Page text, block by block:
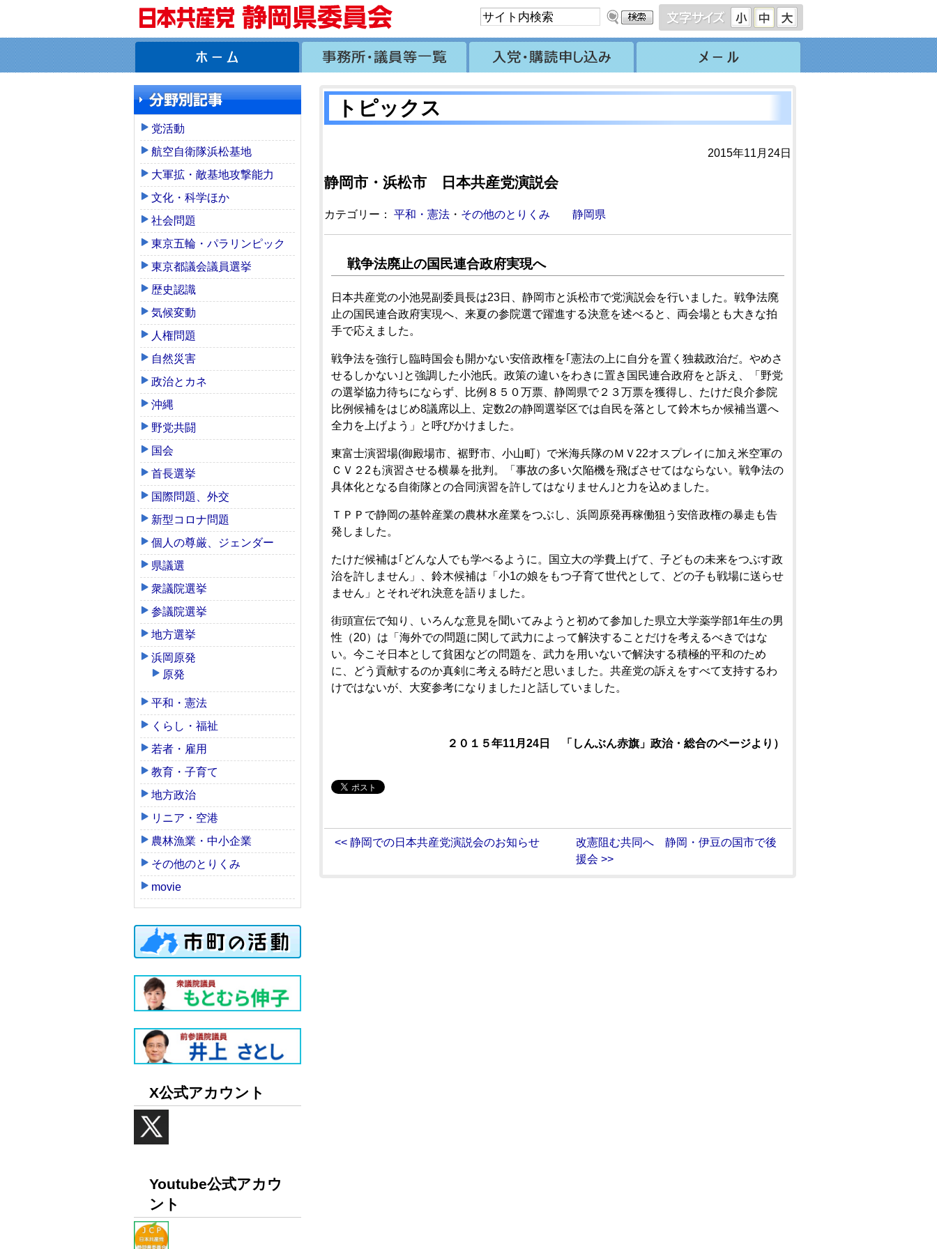
トピックス
2015年11月24日
静岡市・浜松市 日本共産党演説会
カテゴリー： 平和・憲法 ・ その他のとりくみ 静岡県
戦争法廃止の国民連合政府実現へ
日本共産党の小池晃副委員長は23日、静岡市と浜松市で党演説会を行いました。戦争法廃
止の国民連合政府実現へ、来夏の参院選で躍進する決意を述べると、両会場とも大きな拍
手で応えました。
戦争法を強行し臨時国会も開かない安倍政権を｢憲法の上に自分を置く独裁政治だ。やめさ
せるしかない｣と強調した小池氏。政策の違いをわきに置き国民連合政府をと訴え、「野党
の選挙協力待ちにならず、比例８５０万票、静岡県で２３万票を獲得し、たけだ良介参院
比例候補をはじめ8議席以上、定数2の静岡選挙区では自民を落として鈴木ちか候補当選へ
全力を上げよう」と呼びかけました。
東富士演習場(御殿場市、裾野市、小山町）で米海兵隊のＭＶ22オスプレイに加え米空軍の
ＣＶ２2も演習させる横暴を批判。「事故の多い欠陥機を飛ばさせてはならない。戦争法の
具体化となる自衛隊との合同演習を許してはなりません｣と力を込めました。
ＴＰＰで静岡の基幹産業の農林水産業をつぶし、浜岡原発再稼働狙う安倍政権の暴走も告
発しました。
たけだ候補は｢どんな人でも学べるように。国立大の学費上げて、子どもの未来をつぶす政
治を許しません」、鈴木候補は「小1の娘をもつ子育て世代として、どの子も戦場に送らせ
ません」とそれぞれ決意を語りました。
街頭宣伝で知り、いろんな意見を聞いてみようと初めて参加した県立大学薬学部1年生の男
性（20）は「海外での問題に関して武力によって解決することだけを考えるべきではな
い。今こそ日本として貧困などの問題を、武力を用いないで解決する積極的平和のため
に、どう貢献するのか真剣に考える時だと思いました。共産党の訴えをすべて支持するわ
けではないが、大変参考になりました｣と話していました。
２０１５年11月24日 「しんぶん赤旗」政治・総合のページより）
<< 静岡での日本共産党演説会のお知らせ
改憲阻む共同へ 静岡・伊豆の国市で後
援会 >>
党活動
航空自衛隊浜松基地
大軍拡・敵基地攻撃能力
文化・科学ほか
社会問題
東京五輪・パラリンピック
東京都議会議員選挙
歴史認識
気候変動
人権問題
自然災害
政治とカネ
沖縄
野党共闘
国会
首長選挙
国際問題、外交
新型コロナ問題
個人の尊厳、ジェンダー
県議選
衆議院選挙
参議院選挙
地方選挙
浜岡原発
原発
平和・憲法
くらし・福祉
若者・雇用
教育・子育て
地方政治
リニア・空港
農林漁業・中小企業
その他のとりくみ
movie
X公式アカウント
Youtube公式アカウ
ント